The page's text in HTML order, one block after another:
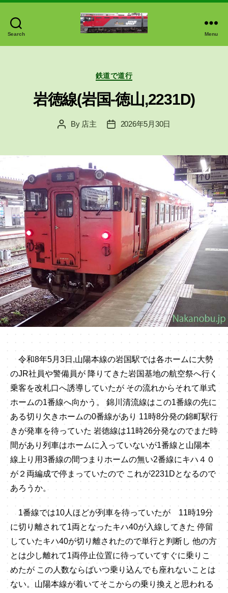
Search
店
す
Menu
Categories
鉄道で道行
岩徳線(岩国-徳山,2231D)
PostBy 店主
Post2026年5月30日
令和8年5月3日,山陽本線の岩国駅では各ホームに大勢
のJR社員や警備員が 降りてきた岩国基地の航空祭へ行く
乗客を改札口へ誘導していたが その流れからそれて単式
ホームの1番線へ向かう。 錦川清流線はこの1番線の先に
ある切り欠きホームの0番線があり 11時8分発の錦町駅行
きが発車を待っていた 岩徳線は11時26分発なのでまだ時
間があり列車はホームに入っていないが1番線と山陽本
線上り用3番線の間つまりホームの無い2番線にキハ４０
が２両編成で停まっていたので これが2231Dとなるので
あろうか。
1番線では10人ほどが列車を待っていたが 11時19分
に切り離されて1両となったキハ40が入線してきた 停留
していたキハ40が切り離されたので単行と判断し 他の方
とは少し離れて1両停止位置に待っていてすぐに乗りこ
めたが この人数ならばいつ乗り込んでも座れないことは
ない。山陽本線が着いてそこからの乗り換えと思われる